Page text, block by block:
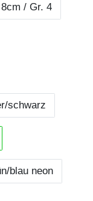
/ Gr. 4
schwarz
blau neon